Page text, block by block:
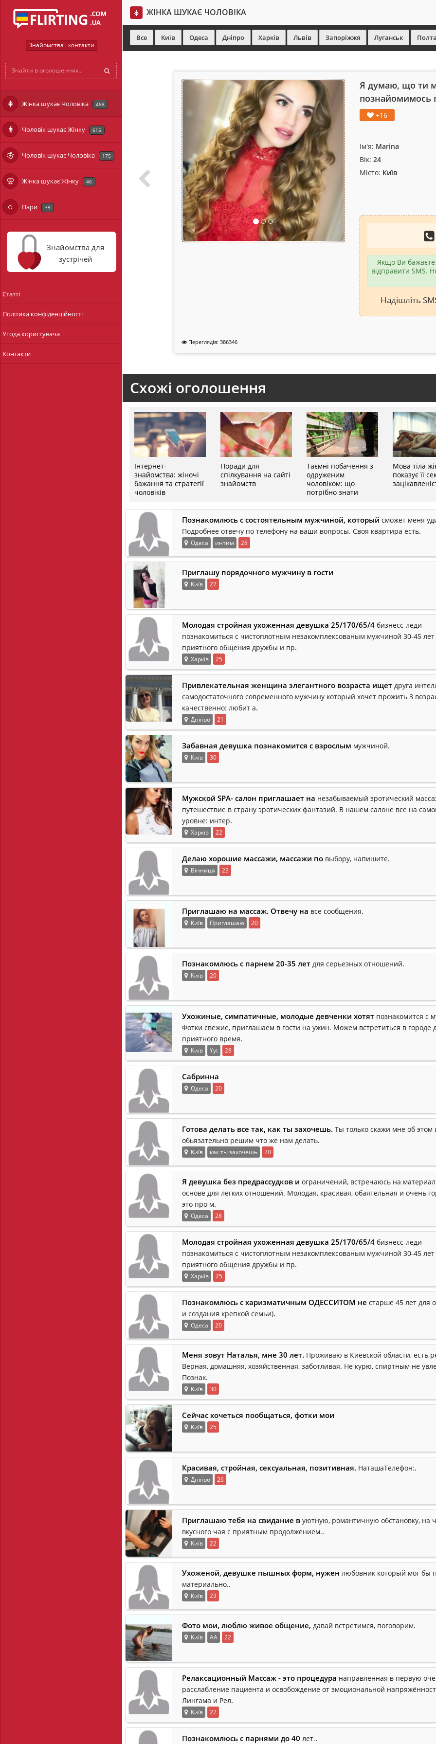
Знайомства і контакти
Жінка шукає Чоловіка 458
Чоловік шукає Жінку 615
Чоловік шукає Чоловіка 175
Жінка шукає Жінку 46
Пари 39
Знайомства для
зустрічей
Статті
Політика конфіденційності
Угода користувача
Контакти
ЖІНКА ШУКАЄ ЧОЛОВІКА
Все Київ Одеса Дніпро Харків Львів Запоріжжя Луганськ
Я думаю, що ти
познайомимось
+16
Ім'я: Marina
Вік: 24
Місто: Київ
Якщо Ви бажаєте
відправити SMS.
Надішліть
Переглядів: 386346
Схожі оголошення
Інтернет-
знайомства: жіночі
бажання та стратегії
чоловіків
Поради для
спілкування на сайті
знайомств
Таємні побачення з
одруженим
чоловіком: що
потрібно знати
Мова тіла
показує її
Познакомлюсь с состоятельным мужчиной, который сможет меня
Подробнее отвечу по телефону на ваши вопросы. Своя квартира есть.
Одеса интим 28
Приглашу порядочного мужчину в гости
Київ 27
Молодая стройная ухоженная девушка 25/170/65/4 бизнесс-леди
познакомиться с чистоплотным незакомплексованым мужчиной 30-45 лет
приятного общения дружбы и пр.
Харків 25
Привлекательная женщина элегантного возраста ищет друга
самодостаточного современного мужчину который хочет прожить 3
качественно: любит а.
Дніпро 21
Забавная девушка познакомится с взрослым мужчиной.
Київ 30
Мужской SPA- салон приглашает на незабываемый эротический
путешествие в страну эротических фантазий. В нашем салоне все на
уровне: интер.
Харків 22
Делаю хорошие массажи, массажи по выбору, напишите.
Вінниця 23
Приглашаю на массаж. Отвечу на все сообщения.
Київ Приглашаю 20
Познакомлюсь с парнем 20-35 лет для серьезных отношений.
Київ 20
Ухожиные, симпатичные, молодые девченки хотят познакомится с
Фотки свежие, приглашаем в гости на ужин. Можем встретиться в городе
приятного время.
Київ Yyt 28
Сабринна
Одеса 20
Готова делать все так, как ты захочешь. Ты только скажи мне об
обьязательно решим что же нам делать.
Київ как ты захочешь 20
Я девушка без предрассудков и ограничений, встречаюсь на
основе для лёгких отношений. Молодая, красивая, обаятельная и очень
это про м.
Одеса 28
Молодая стройная ухоженная девушка 25/170/65/4 бизнесс-леди
познакомиться с чистоплотным незакомплексованым мужчиной 30-45 лет
приятного общения дружбы и пр.
Харків 25
Познакомлюсь с харизматичным ОДЕССИТОМ не старше 45 лет для
и создания крепкой семьи).
Одеса 20
Меня зовут Наталья, мне 30 лет. Проживаю в Киевской области, есть
Верная, домашняя, хозяйственная, заботливая. Не курю, спиртным не
Познак.
Київ 30
Сейчас хочеться пообщаться, фотки мои
Київ 25
Красивая, стройная, сексуальная, позитивная. НаташаТелефон:.
Дніпро 26
Приглашаю тебя на свидание в уютную, романтичную обстановку, на
вкусного чая с приятным продолжением..
Київ 22
Ухоженой, девушке пышных форм, нужен любовник который мог бы
материально..
Київ 23
Фото мои, люблю живое общение, давай встретимся, поговорим.
Київ АА 22
Релаксационный Массаж - это процедура направленная в первую
расслабление пациента и освобождение от эмоциональной
Лингама и Рел.
Київ 22
Познакомлюсь с парнями до 40 лет..